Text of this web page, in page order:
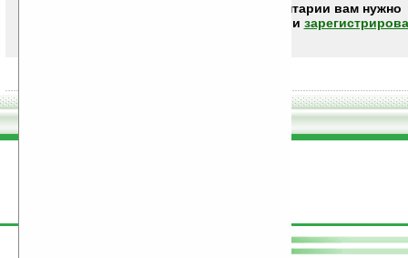
Чтобы писать комментарии вам нужно
или